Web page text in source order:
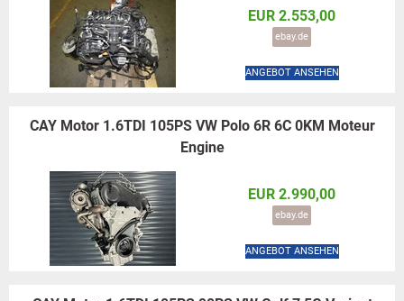
EUR 2.553,00
ebay.de
ANGEBOT ANSEHEN
CAY Motor 1.6TDI 105PS VW Polo 6R 6C 0KM Moteur
Engine
EUR 2.990,00
ebay.de
ANGEBOT ANSEHEN